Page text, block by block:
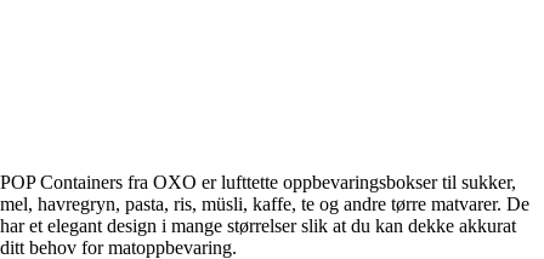
POP Containers fra OXO er lufttette oppbevaringsbokser til sukker,
mel, havregryn, pasta, ris, müsli, kaffe, te og andre tørre matvarer. De
har et elegant design i mange størrelser slik at du kan dekke akkurat
ditt behov for matoppbevaring.